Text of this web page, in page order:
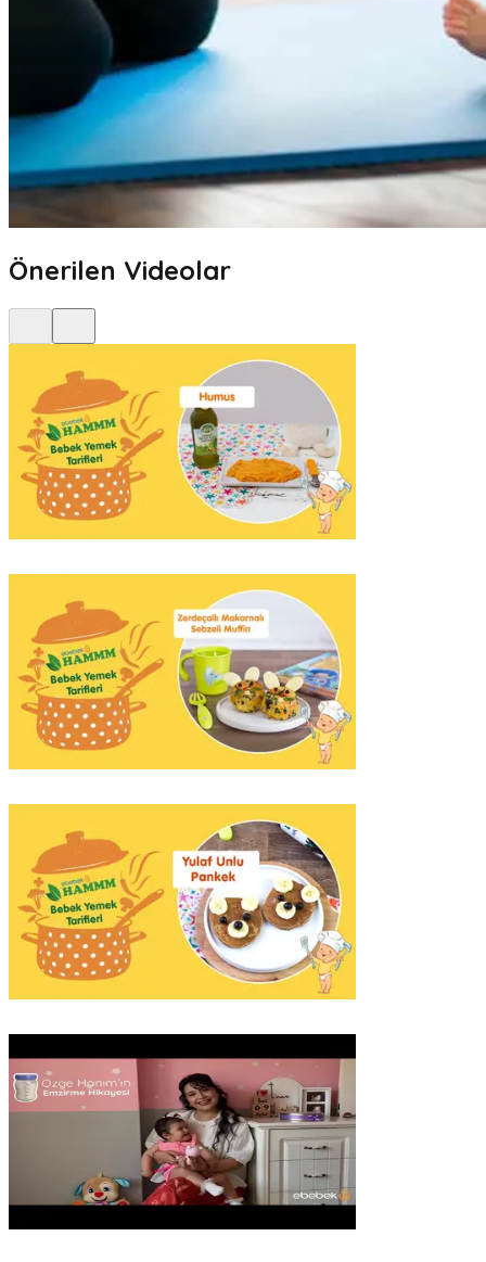
Önerilen Videolar